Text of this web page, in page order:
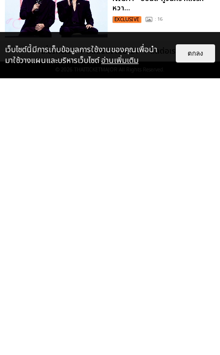
หวา...
EXCLUSIVE : 16
เคมีดี มวลสนุก! ประมวลภาพ “ดิว-
ธี” เปิดตัวซีรีส์ “MR.KILL มังงะสั่ง
ตาย” ในงาน “MR.KILL...
EXCLUSIVE : 14
เกี่ยวกับเรา ติดต่อลงโฆษณา ติดต่อเรา
© 2026 THAITICKETMAJOR All Rights Reserved.
เว็บไซต์นี้มีการเก็บข้อมูลการใช้งานของคุณเพื่อนำ
มาใช้วางแผนและบริหารเว็บไซต์อ่านเพิ่มเติม
ตกลง